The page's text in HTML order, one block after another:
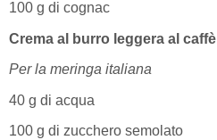
100 g di cognac
Crema al burro leggera al caffè
Per la meringa italiana
40 g di acqua
100 g di zucchero semolato